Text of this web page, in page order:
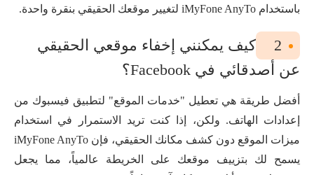
باستخدام iMyFone AnyTo لتغيير موقعك الحقيقي بنقرة واحدة.
2
كيف يمكنني إخفاء موقعي الحقيقي
عن أصدقائي في Facebook؟
أفضل طريقة هي تعطيل "خدمات الموقع" لتطبيق فيسبوك من
إعدادات الهاتف. ولكن، إذا كنت تريد الاستمرار في استخدام
ميزات الموقع دون كشف مكانك الحقيقي، فإن iMyFone AnyTo
يسمح لك بتزييف موقعك على الخريطة عالمياً، مما يجعل